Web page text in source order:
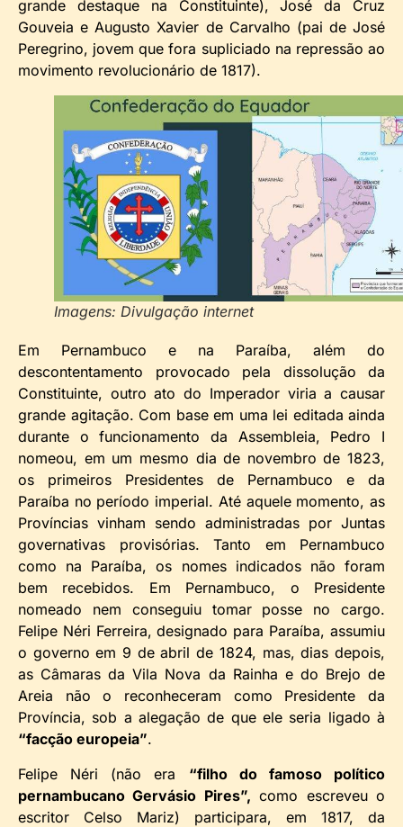
grande destaque na Constituinte), José da Cruz
Gouveia e Augusto Xavier de Carvalho (pai de José
Peregrino, jovem que fora supliciado na repressão ao
movimento revolucionário de 1817).
Imagens: Divulgação internet
Em Pernambuco e na Paraíba, além do
descontentamento provocado pela dissolução da
Constituinte, outro ato do Imperador viria a causar
grande agitação. Com base em uma lei editada ainda
durante o funcionamento da Assembleia, Pedro I
nomeou, em um mesmo dia de novembro de 1823,
os primeiros Presidentes de Pernambuco e da
Paraíba no período imperial. Até aquele momento, as
Províncias vinham sendo administradas por Juntas
governativas provisórias. Tanto em Pernambuco
como na Paraíba, os nomes indicados não foram
bem recebidos. Em Pernambuco, o Presidente
nomeado nem conseguiu tomar posse no cargo.
Felipe Néri Ferreira, designado para Paraíba, assumiu
o governo em 9 de abril de 1824, mas, dias depois,
as Câmaras da Vila Nova da Rainha e do Brejo de
Areia não o reconheceram como Presidente da
Província, sob a alegação de que ele seria ligado à
“facção europeia”.
Felipe Néri (não era “filho do famoso político
pernambucano Gervásio Pires”, como escreveu o
escritor Celso Mariz) participara, em 1817, da